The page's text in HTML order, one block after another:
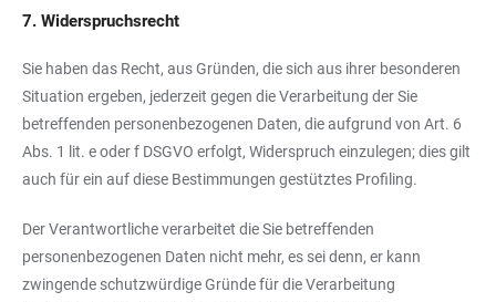
7. Widerspruchsrecht
Sie haben das Recht, aus Gründen, die sich aus ihrer besonderen
Situation ergeben, jederzeit gegen die Verarbeitung der Sie
betreffenden personenbezogenen Daten, die aufgrund von Art. 6
Abs. 1 lit. e oder f DSGVO erfolgt, Widerspruch einzulegen; dies gilt
auch für ein auf diese Bestimmungen gestütztes Profiling.
Der Verantwortliche verarbeitet die Sie betreffenden
personenbezogenen Daten nicht mehr, es sei denn, er kann
zwingende schutzwürdige Gründe für die Verarbeitung